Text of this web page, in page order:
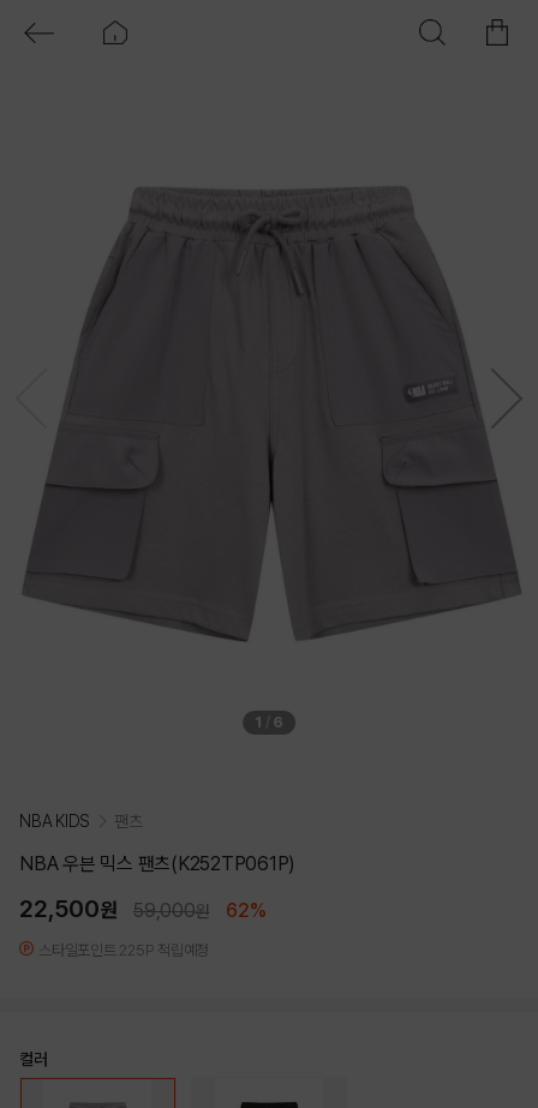
1 / 6
NBA KIDS 팬츠
NBA 우븐 믹스 팬츠(K252TP061P)
22,500원 59,000원 62%
스타일포인트 225P 적립예정
컬러